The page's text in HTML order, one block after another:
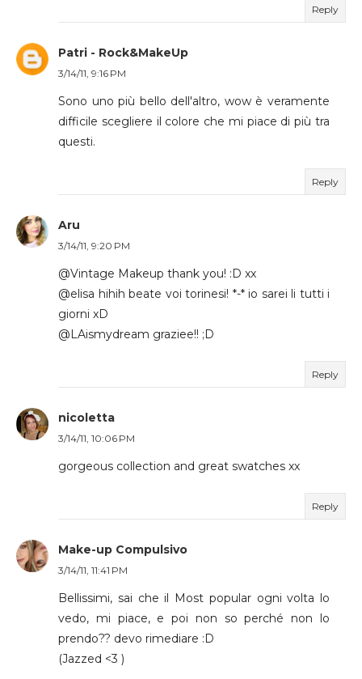
Reply
Patri - Rock&MakeUp
3/14/11, 9:16 PM
Sono uno più bello dell'altro, wow è veramente
difficile scegliere il colore che mi piace di più tra
questi.
Reply
Aru
3/14/11, 9:20 PM
@Vintage Makeup thank you! :D xx
@elisa hihih beate voi torinesi! *-* io sarei li tutti i
giorni xD
@LAismydream graziee!! ;D
Reply
nicoletta
3/14/11, 10:06 PM
gorgeous collection and great swatches xx
Reply
Make-up Compulsivo
3/14/11, 11:41 PM
Bellissimi, sai che il Most popular ogni volta lo
vedo, mi piace, e poi non so perché non lo
prendo?? devo rimediare :D
(Jazzed <3 )